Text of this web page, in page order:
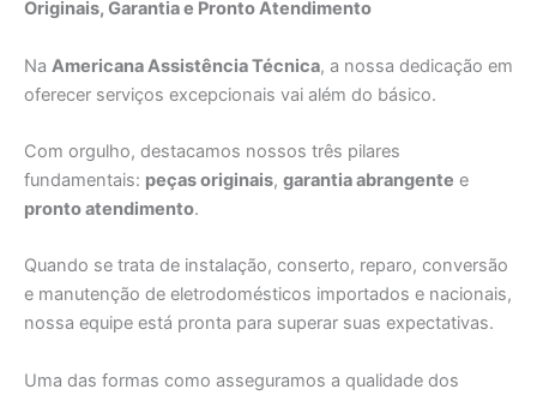
Originais, Garantia e Pronto Atendimento
Na Americana Assistência Técnica, a nossa dedicação em
oferecer serviços excepcionais vai além do básico.
Com orgulho, destacamos nossos três pilares
fundamentais: peças originais, garantia abrangente e
pronto atendimento.
Quando se trata de instalação, conserto, reparo, conversão
e manutenção de eletrodomésticos importados e nacionais,
nossa equipe está pronta para superar suas expectativas.
Uma das formas como asseguramos a qualidade dos